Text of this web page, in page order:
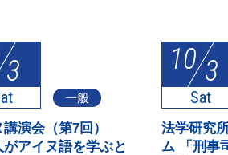
3
一般
演会（第7回）
がアイヌ語を学ぶと
10 3
Sat
法学研究
ム 「刑事